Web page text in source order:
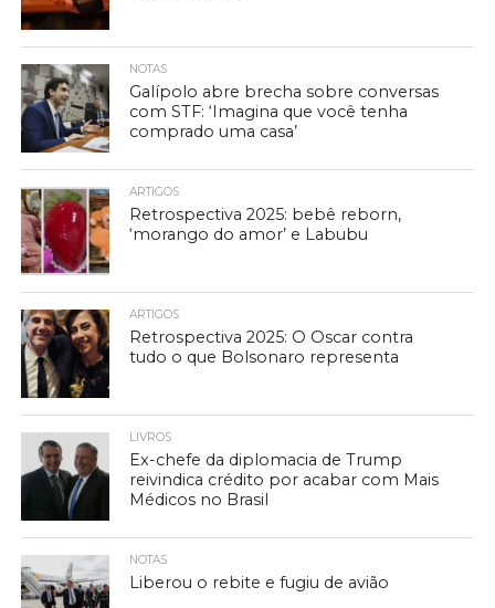
NOTAS
Galípolo abre brecha sobre conversas
com STF: ‘Imagina que você tenha
comprado uma casa’
ARTIGOS
Retrospectiva 2025: bebê reborn,
‘morango do amor’ e Labubu
ARTIGOS
Retrospectiva 2025: O Oscar contra
tudo o que Bolsonaro representa
LIVROS
Ex-chefe da diplomacia de Trump
reivindica crédito por acabar com Mais
Médicos no Brasil
NOTAS
Liberou o rebite e fugiu de avião